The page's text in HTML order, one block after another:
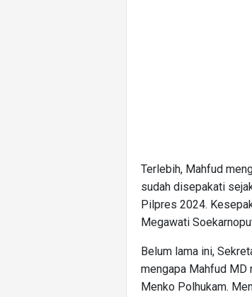
Terlebih, Mahfud
sudah disepakati
Pilpres 2024.
Megawati
Belum lama ini,
mengapa Mahfud MD
Menko Polhukam.